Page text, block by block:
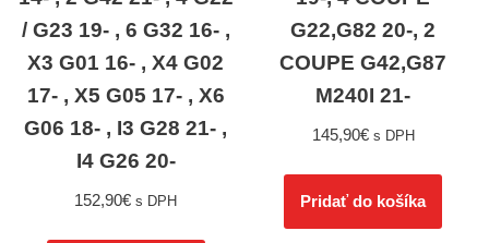
/ G23 19- , 6 G32 16- ,
X3 G01 16- , X4 G02
17- , X5 G05 17- , X6
G06 18- , I3 G28 21- ,
I4 G26 20-
152,90€ s DPH
G22,G82 20-, 2
COUPE G42,G87
M240I 21-
145,90€ s DPH
Pridať do košíka